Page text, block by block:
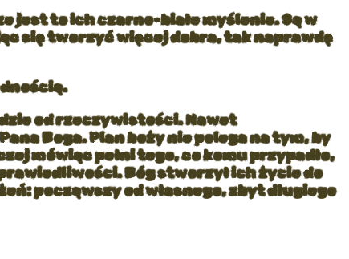
jest to ich czarno-białe myślenie. Są w
się tworzyć więcej dobra, tak naprawdę
od rzeczywistości. Nawet
Boga. Plan boży nie polega na tym, by
mówiąc pełni tego, co komu przypadło,
Bóg stworzył ich życie do
począwszy od własnego, zbyt długiego